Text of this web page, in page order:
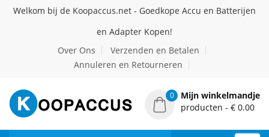
Welkom bij de Koopaccus.net - Goedkope Accu en Batterijen
en Adapter Kopen!
Over Ons
Verzenden en Betalen
Annuleren en Retourneren
0
Mijn winkelmandje
producten - € 0.00